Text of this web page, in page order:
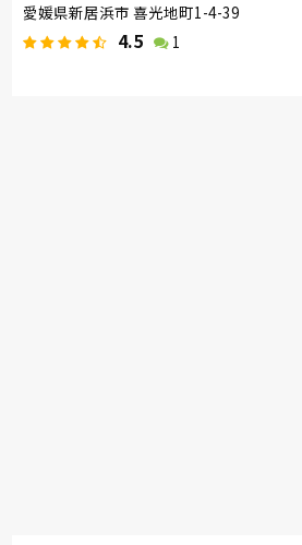
愛媛県新居浜市 喜光地町1-4-39
4.5 1